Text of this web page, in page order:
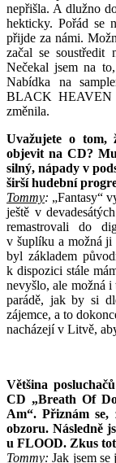
nepřišla. A dlužno
hekticky. Pořád se
přijde za námi.
začal se soustředit
Nečekal jsem na
Nabídka na
BLACK HEAVEN
změnila.
Uvažujete o tom,
objevit na CD?
silný, nápady v
širší hudební
Tommy: „Fantasy“
ještě v
remastrovali do
v šuplíku a možná ji
byl základem
k dispozici stále
nevyšlo, ale možná i
parádě, jak by si
zájemce, a to
nacházejí v Litvě,
Většina
CD „Breath Of
Am“. Přiznám
obzoru. Následně
u FLOOD. Zkus
Tommy: Jak jsem